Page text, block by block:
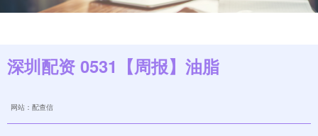
深圳配资 0531【周报】油脂
网站：配查信